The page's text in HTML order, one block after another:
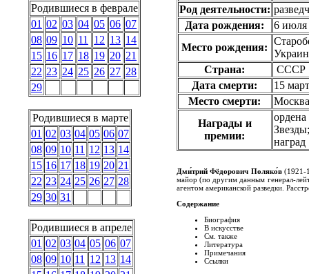
Родившиеся в феврале
01 02 03 04 05 06 07
08 09 10 11 12 13 14
15 16 17 18 19 20 21
22 23 24 25 26 27 28
29
Родившиеся в марте
01 02 03 04 05 06 07
08 09 10 11 12 13 14
15 16 17 18 19 20 21
22 23 24 25 26 27 28
29 30 31
Родившиеся в апреле
01 02 03 04 05 06 07
08 09 10 11 12 13 14
Род деятельности:
Дата рождения:
6 июля
Место рождения:
Страна:
СССР
Дата смерти:
15
Место смерти:
Награды и
премии:
наград
Дми́трий Фёдорович Поляко́в(1921-
майор (по другим данным генерал-
агентом американской разведки.
Содержание
Биография
В искусстве
См. также
Литература
Примечания
Ссылки